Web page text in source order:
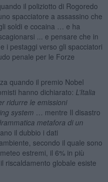
il poliziotto di Rogoredo
spacciatore a assassino che
soldi e cocaina … e ha
... e pensare che in
i pestaggi verso gli spacciatori
penale per le Forze
quando il premio Nobel
hanno dichiarato: L’Italia
ridurre le emissioni
system … mentre Il disastro
metafora di un
il dubbio i dati
secondo il quale sono
estremi, il 6% in più
riscaldamento globale esiste